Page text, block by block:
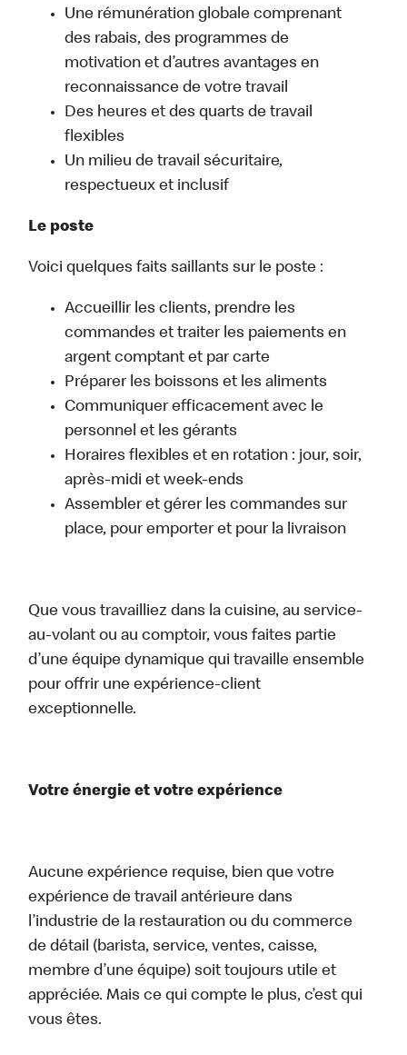
Une rémunération globale comprenant
des rabais, des programmes de
motivation et d’autres avantages en
reconnaissance de votre travail
Des heures et des quarts de travail
flexibles
Un milieu de travail sécuritaire,
respectueux et inclusif
Le poste
Voici quelques faits saillants sur le poste :
Accueillir les clients, prendre les
commandes et traiter les paiements en
argent comptant et par carte
Préparer les boissons et les aliments
Communiquer efficacement avec le
personnel et les gérants
Horaires flexibles et en rotation : jour, soir,
après-midi et week-ends
Assembler et gérer les commandes sur
place, pour emporter et pour la livraison
Que vous travailliez dans la cuisine, au service-
au-volant ou au comptoir, vous faites partie
d’une équipe dynamique qui travaille ensemble
pour offrir une expérience-client
exceptionnelle.
Votre énergie et votre expérience
Aucune expérience requise, bien que votre
expérience de travail antérieure dans
l’industrie de la restauration ou du commerce
de détail (barista, service, ventes, caisse,
membre d’une équipe) soit toujours utile et
appréciée. Mais ce qui compte le plus, c’est qui
vous êtes.